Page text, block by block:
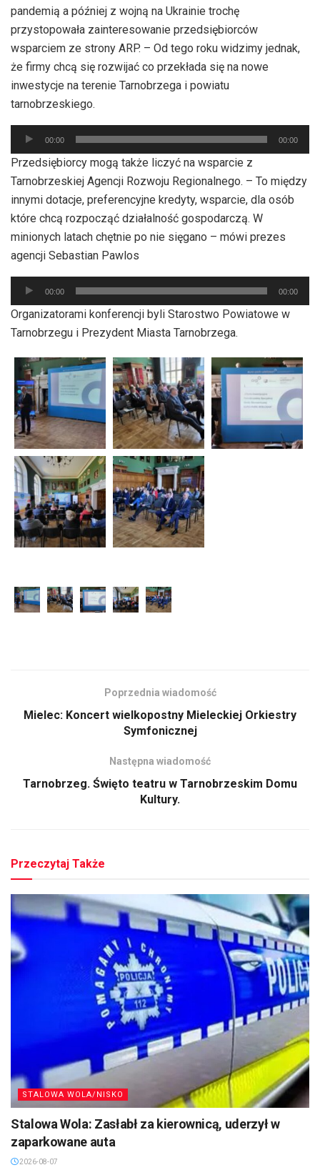
pandemią a później z wojną na Ukrainie trochę
przystopowała zainteresowanie przedsiębiorców
wsparciem ze strony ARP. – Od tego roku widzimy jednak,
że firmy chcą się rozwijać co przekłada się na nowe
inwestycje na terenie Tarnobrzega i powiatu
tarnobrzeskiego.
Odtwarzacz
plików
dźwiękowych
00:00 00:00
Przedsiębiorcy mogą także liczyć na wsparcie z
Tarnobrzeskiej Agencji Rozwoju Regionalnego. – To między
innymi dotacje, preferencyjne kredyty, wsparcie, dla osób
które chcą rozpocząć działalność gospodarczą. W
minionych latach chętnie po nie sięgano – mówi prezes
agencji Sebastian Pawlos
Odtwarzacz
plików
dźwiękowych
00:00 00:00
Organizatorami konferencji byli Starostwo Powiatowe w
Tarnobrzegu i Prezydent Miasta Tarnobrzega.
Poprzednia wiadomość
Mielec: Koncert wielkopostny Mieleckiej Orkiestry
Symfonicznej
Następna wiadomość
Tarnobrzeg. Święto teatru w Tarnobrzeskim Domu
Kultury.
Przeczytaj Także
STALOWA WOLA/NISKO
Stalowa Wola: Zasłabł za kierownicą, uderzył w
zaparkowane auta
2026-08-07